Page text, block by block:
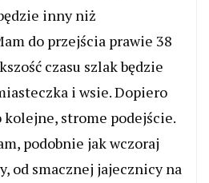
inny niż
do przejścia prawie 38
czasu szlak będzie
i wsie. Dopiero
strome podejście.
podobnie jak wczoraj
od smacznej jajecznicy na